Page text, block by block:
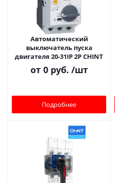
Автоматический
выключатель пуска
двигателя 20-31IP 2Р CHINT
от 0 руб. /шт
Подробнее